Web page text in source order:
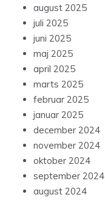
august 2025
juli 2025
juni 2025
maj 2025
april 2025
marts 2025
februar 2025
januar 2025
december 2024
november 2024
oktober 2024
september 2024
august 2024